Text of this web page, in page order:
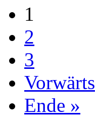
1
2
3
Vorwärts
Ende »